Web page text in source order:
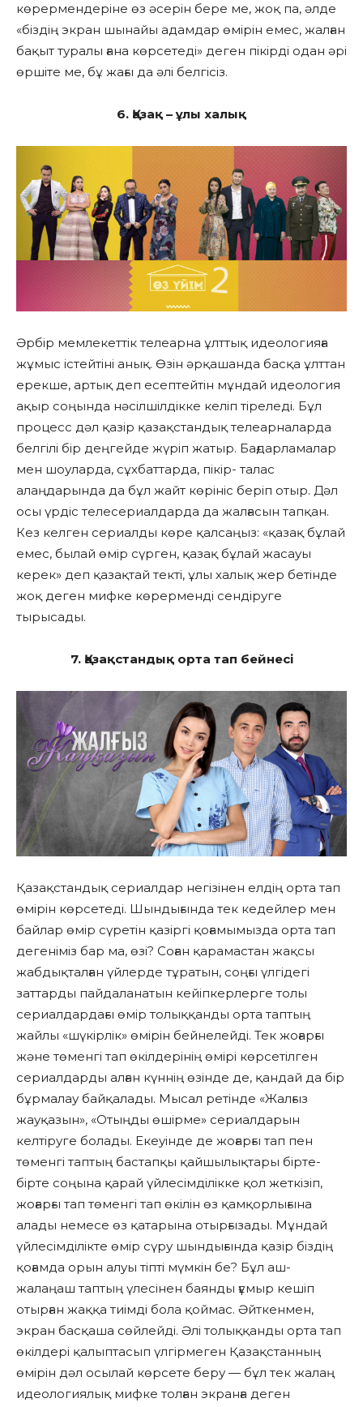
көрермендеріне өз әсерін бере ме, жоқ па, әлде
«біздің экран шынайы адамдар өмірін емес, жалған
бақыт туралы ғана көрсетеді» деген пікірді одан әрі
өршіте ме, бұ жағы да әлі белгісіз.
6. Қазақ – ұлы халық
Әрбір мемлекеттік телеарна ұлттық идеологияға
жұмыс істейтіні анық. Өзін әрқашанда басқа ұлттан
ерекше, артық деп есептейтін мұндай идеология
ақыр соңында нәсілшілдікке келіп тіреледі. Бұл
процесс дәл қазір қазақстандық телеарналарда
белгілі бір деңгейде жүріп жатыр. Бағдарламалар
мен шоуларда, сұхбаттарда, пікір- талас
алаңдарында да бұл жайт көрініс беріп отыр. Дәл
осы үрдіс телесериалдарда да жалғасын тапқан.
Кез келген сериалды көре қалсаңыз: «қазақ бұлай
емес, былай өмір сүрген, қазақ бұлай жасауы
керек» деп қазақтай текті, ұлы халық жер бетінде
жоқ деген мифке көрерменді сендіруге
тырысады.
7. Қазақстандық орта тап бейнесі
Қазақстандық сериалдар негізінен елдің орта тап
өмірін көрсетеді. Шындығында тек кедейлер мен
байлар өмір сүретін қазіргі қоғамымызда орта тап
дегеніміз бар ма, өзі? Соған қарамастан жақсы
жабдықталған үйлерде тұратын, соңғы үлгідегі
заттарды пайдаланатын кейіпкерлерге толы
сериалдардағы өмір толыққанды орта таптың
жайлы «шүкірлік» өмірін бейнелейді. Тек жоғарғы
және төменгі тап өкілдерінің өмірі көрсетілген
сериалдарды алған күннің өзінде де, қандай да бір
бұрмалау байқалады. Мысал ретінде «Жалғыз
жауқазын», «Отыңды өшірме» сериалдарын
келтіруге болады. Екеуінде де жоғарғы тап пен
төменгі таптың бастапқы қайшылықтары бірте-
бірте соңына қарай үйлесімділікке қол жеткізіп,
жоғарғы тап төменгі тап өкілін өз қамқорлығына
алады немесе өз қатарына отырғызады. Мұндай
үйлесімділікте өмір сүру шындығында қазір біздің
қоғамда орын алуы тіпті мүмкін бе? Бұл аш-
жалаңаш таптың үлесінен баянды ғұмыр кешіп
отырған жаққа тиімді бола қоймас. Әйткенмен,
экран басқаша сөйлейді. Әлі толыққанды орта тап
өкілдері қалыптасып үлгірмеген Қазақстанның
өмірін дәл осылай көрсете беру — бұл тек жалаң
идеологиялық мифке толған экранға деген